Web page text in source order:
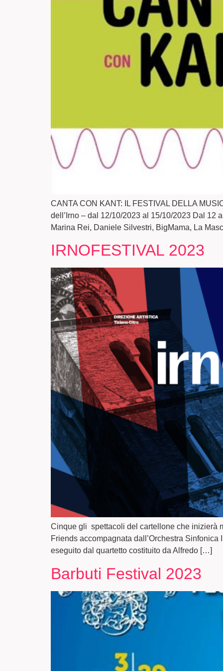
CANTA CON KANT: IL FESTIVAL DELLA
dell’Irno – dal 12/10/2023 al 15/10/2023 Dal 12
Marina Rei, Daniele Silvestri, BigMama, La
IRNOFESTIVAL 2023
Cinque gli spettacoli del cartellone che inizierà
Friends accompagnata dall’Orchestra
eseguito dal quartetto costituito da Alfredo […]
Barbuti Festival 2023